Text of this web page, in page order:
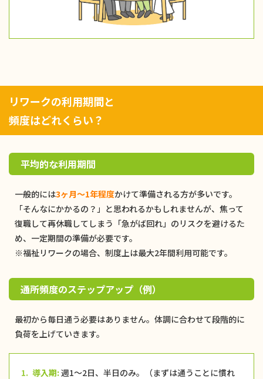
リワークの利用期間と
頻度はどれくらい？
平均的な利用期間
一般的には3ヶ月〜1年程度かけて準備される方が多いです。
「そんなにかかるの？」と思われるかもしれませんが、焦って
復職して再休職してしまう「急がば回れ」のリスクを避けるた
め、一定期間の準備が必要です。
※福祉リワークの場合、制度上は最大2年間利用可能です。
通所頻度のステップアップ（例）
最初から毎日通う必要はありません。体調に合わせて段階的に
負荷を上げていきます。
1. 導入期: 週1〜2日、半日のみ。（まずは通うことに慣れ